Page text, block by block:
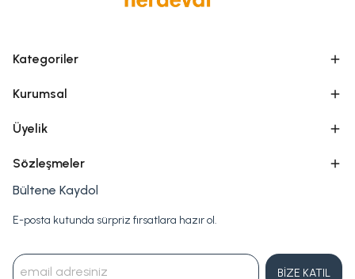
Kategoriler
Kurumsal
Üyelik
Sözleşmeler
Bültene Kaydol
E-posta kutunda sürpriz fırsatlara hazır ol.
BİZE KATIL